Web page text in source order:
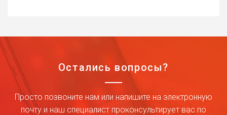
Остались вопросы?
Просто позвоните нам или напишите на электронную
почту и наш специалист проконсультирует вас по